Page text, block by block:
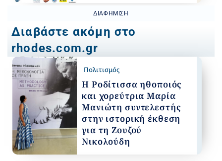
ΔΙΑΦΉΜΙΣΗ
Διαβάστε ακόμη στο
rhodes.com.gr
Πολιτισμός
Η Ροδίτισσα ηθοποιός
και χορεύτρια Μαρία
Μανιώτη συντελεστής
στην ιστορική έκθεση
για τη Ζουζού
Νικολούδη